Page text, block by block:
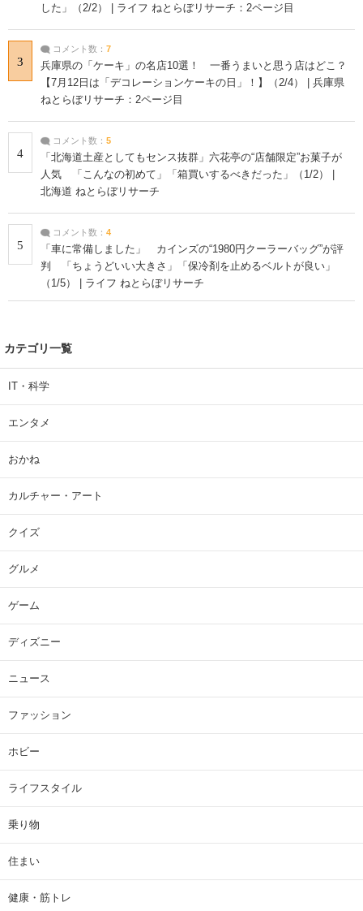
した」（2/2） | ライフ ねとらぼリサーチ：2ページ目
3
コメント数： 7
兵庫県の「ケーキ」の名店10選！ 一番うまいと思う店はどこ？
【7月12日は「デコレーションケーキの日」！】（2/4） | 兵庫県
ねとらぼリサーチ：2ページ目
4
コメント数： 5
「北海道土産としてもセンス抜群」六花亭の“店舗限定”お菓子が
人気 「こんなの初めて」「箱買いするべきだった」（1/2） |
北海道 ねとらぼリサーチ
5
コメント数： 4
「車に常備しました」 カインズの“1980円クーラーバッグ”が評
判 「ちょうどいい大きさ」「保冷剤を止めるベルトが良い」
（1/5） | ライフ ねとらぼリサーチ
カテゴリ一覧
IT・科学
エンタメ
おかね
カルチャー・アート
クイズ
グルメ
ゲーム
ディズニー
ニュース
ファッション
ホビー
ライフスタイル
乗り物
住まい
健康・筋トレ